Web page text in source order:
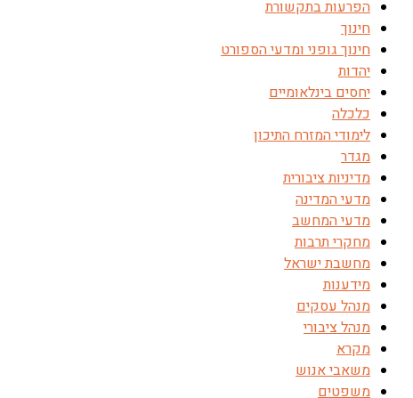
הפרעות בתקשורת
חינוך
חינוך גופני ומדעי הספורט
יהדות
יחסים בינלאומיים
כלכלה
לימודי המזרח התיכון
מגדר
מדיניות ציבורית
מדעי המדינה
מדעי המחשב
מחקרי תרבות
מחשבת ישראל
מידענות
מנהל עסקים
מנהל ציבורי
מקרא
משאבי אנוש
משפטים